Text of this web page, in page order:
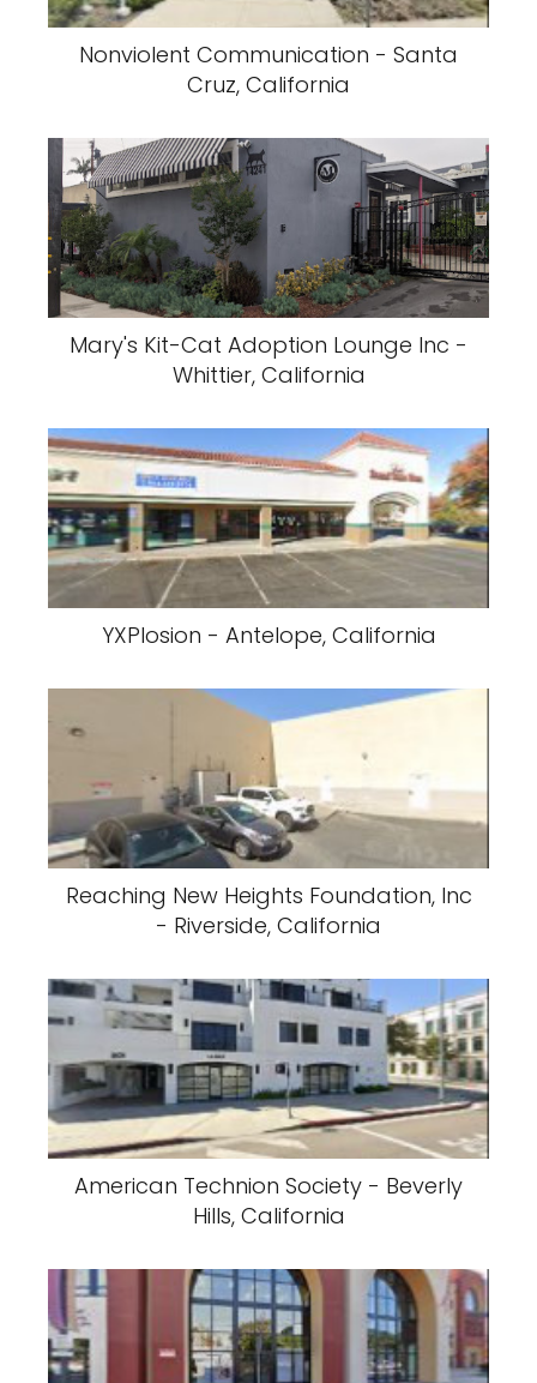
Nonviolent Communication - Santa
Cruz, California
Mary's Kit-Cat Adoption Lounge Inc -
Whittier, California
YXPlosion - Antelope, California
Reaching New Heights Foundation, Inc
- Riverside, California
American Technion Society - Beverly
Hills, California